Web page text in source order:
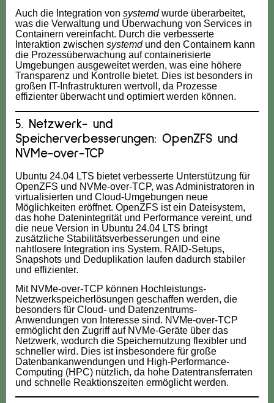
Auch die Integration vonsystemdwurde überarbeitet,
was die Verwaltung und Überwachung von Services in
Containern vereinfacht. Durch die verbesserte
Interaktion zwischensystemdund den Containern kann
die Prozessüberwachung auf containerisierte
Umgebungen ausgeweitet werden, was eine höhere
Transparenz und Kontrolle bietet. Dies ist besonders in
großen IT-Infrastrukturen wertvoll, da Prozesse
effizienter überwacht und optimiert werden können.
5. Netzwerk- und
Speicherverbesserungen: OpenZFS und
NVMe-over-TCP
Ubuntu 24.04 LTS bietet verbesserte Unterstützung für
OpenZFS und NVMe-over-TCP, was Administratoren in
virtualisierten und Cloud-Umgebungen neue
Möglichkeiten eröffnet. OpenZFS ist ein Dateisystem,
das hohe Datenintegrität und Performance vereint, und
die neue Version in Ubuntu 24.04 LTS bringt
zusätzliche Stabilitätsverbesserungen und eine
nahtlosere Integration ins System. RAID-Setups,
Snapshots und Deduplikation laufen dadurch stabiler
und effizienter.
Mit NVMe-over-TCP können Hochleistungs-
Netzwerkspeicherlösungen geschaffen werden, die
besonders für Cloud- und Datenzentrums-
Anwendungen von Interesse sind. NVMe-over-TCP
ermöglicht den Zugriff auf NVMe-Geräte über das
Netzwerk, wodurch die Speichernutzung flexibler und
schneller wird. Dies ist insbesondere für große
Datenbankanwendungen und High-Performance-
Computing (HPC) nützlich, da hohe Datentransferraten
und schnelle Reaktionszeiten ermöglicht werden.